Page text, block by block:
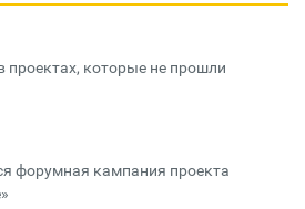
которые не прошли
форумная кампания проекта